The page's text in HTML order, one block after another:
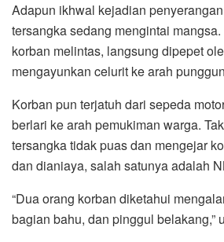
Adapun ikhwal kejadian
tersangka sedang mengintai
korban melintas, langsung dipepet
mengayunkan celurit ke arah
Korban pun terjatuh dari sepeda
berlari ke arah pemukiman warga.
tersangka tidak puas dan mengejar
dan dianiaya, salah satunya adalah
“Dua orang korban diketahui
bagian bahu, dan pinggul belakang,”